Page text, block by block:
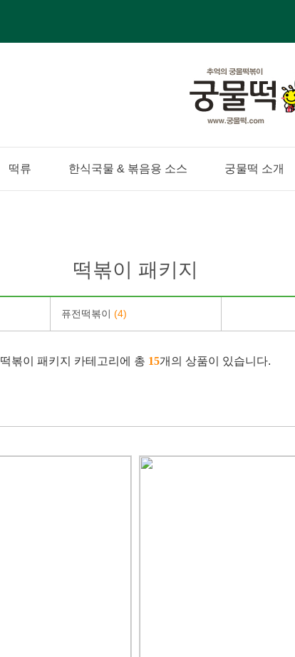
떡류 한식국물 & 볶음용 소스 궁물떡 소개
떡볶이 패키지
퓨전떡볶이 (4)
떡볶이 패키지 카테고리에 총 15개의 상품이 있습니다.